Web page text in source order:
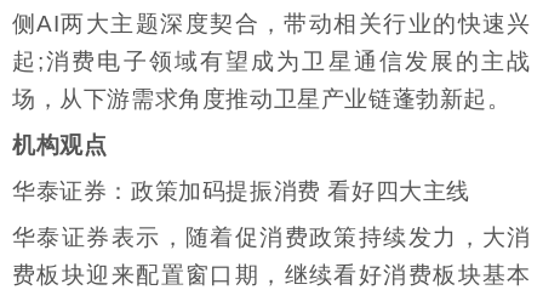
侧AI两大主题深度契合，带动相关行业的快速兴
起;消费电子领域有望成为卫星通信发展的主战
场，从下游需求角度推动卫星产业链蓬勃新起。
机构观点
华泰证券：政策加码提振消费 看好四大主线
华泰证券表示，随着促消费政策持续发力，大消
费板块迎来配置窗口期，继续看好消费板块基本